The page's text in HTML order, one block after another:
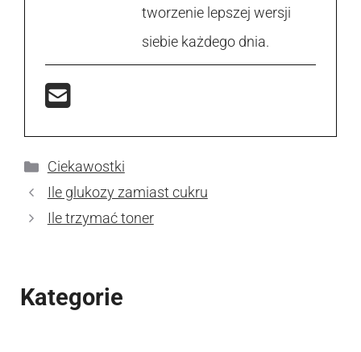
tworzenie lepszej wersji
siebie każdego dnia.
Kategorie
Ciekawostki
Ile glukozy zamiast cukru
Ile trzymać toner
Kategorie